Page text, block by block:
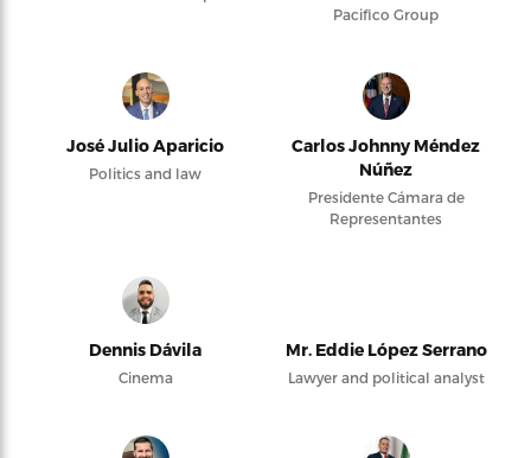
Pacifico Group
José Julio Aparicio
Politics and law
Carlos Johnny Méndez
Núñez
Presidente Cámara de
Representantes
Dennis Dávila
Cinema
Mr. Eddie López Serrano
Lawyer and political analyst